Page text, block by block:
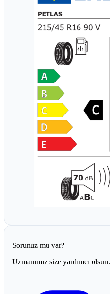
Sorunuz mu var?
Uzmanımız size yardımcı olsun.